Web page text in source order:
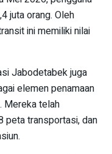
juta orang. Oleh
ini memiliki nilai
Jabodetabek juga
elemen penamaan
Mereka telah
peta transportasi, dan